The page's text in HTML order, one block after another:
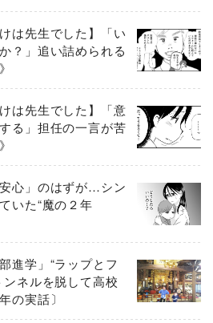
は先生でした】「い
？」追い詰められる
は先生でした】「意
る」担任の一言が苦
安心」のはずが…シン
いた“魔の２年
進学」“ラップとフ
ンネルを脱して高校
の実話〕